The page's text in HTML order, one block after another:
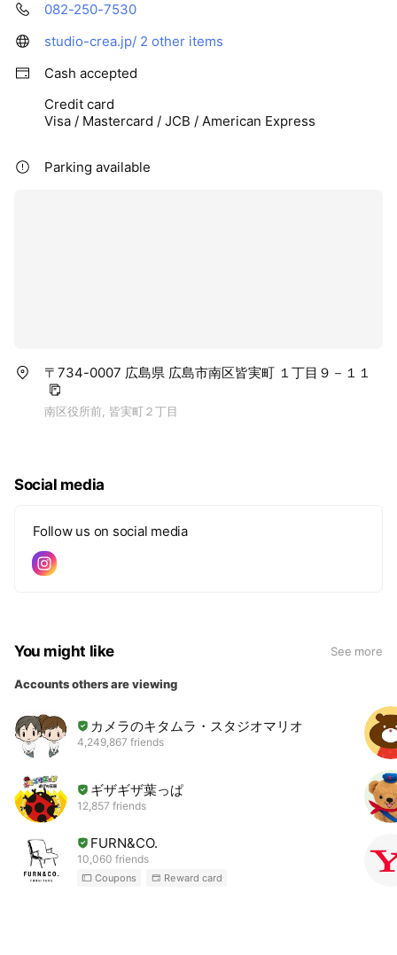
082-250-7530
studio-crea.jp/ 2 other items
Cash accepted
Credit card
Visa / Mastercard / JCB / American Express
Parking available
〒734-0007 広島県 広島市南区皆実町 １丁目９－１１
南区役所前, 皆実町２丁目
Social media
Follow us on social media
You might like See more
Accounts others are viewing
カメラのキタムラ・スタジオマリオ
4,249,867 friends
ギザギザ葉っぱ
12,857 friends
FURN&CO.
10,060 friends
Coupons Reward card